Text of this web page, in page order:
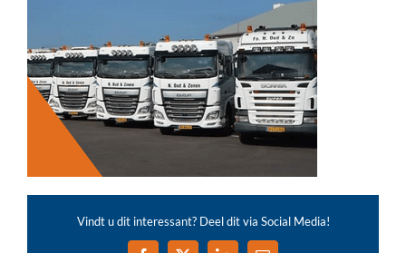
Vindt u dit interessant? Deel dit via Social Media!